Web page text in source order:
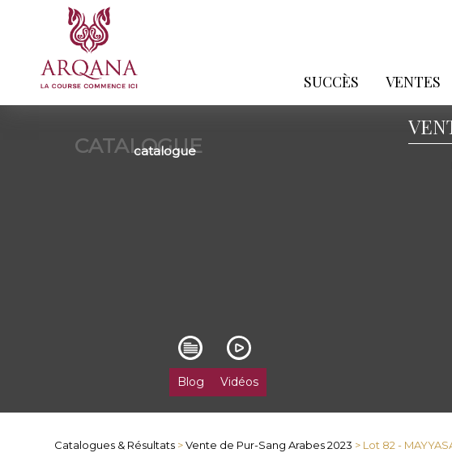
SUCCÈS VENTES
CATALOGUE
catalogue
Blog Vidéos
Catalogues & Résultats >Vente de Pur-Sang Arabes 2023 > Lot 82 -